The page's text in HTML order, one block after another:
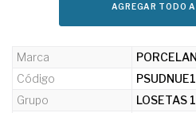
AGREGAR TODO
Marca
Código
Grupo
LOSETAS